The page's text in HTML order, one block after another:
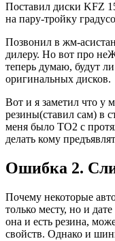
Поставил диски KFZ
на пару-тройку
Позвонил в жм-
дилеру. Но вот про
теперь думаю, будут
оригинальных дисков.
Вот и я заметил что у
резины(ставил сам) в
меня было ТО2 с
делать кому
Ошибка 2.
Почему некоторые
только месту, но и
она и есть резина,
свойств. Однако и